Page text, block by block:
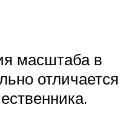
масштаба в
отличается